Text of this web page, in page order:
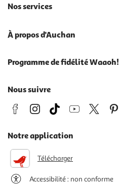
Nos services
À propos d'Auchan
Programme de fidélité Waaoh!
Nous suivre
Notre application
Télécharger
Accessibilité : non conforme